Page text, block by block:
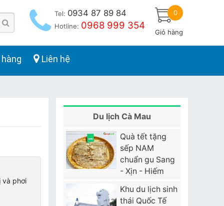
Tel: 0934 87 89 84
Hotline: 0968 999 354
0
Giỏ hàng
Liên hệ
và phơi
Du lịch Cà Mau
Quà tết tặng
sếp NAM
chuẩn gu Sang
- Xịn - Hiếm
Khu du lịch sinh
thái Quốc Tế